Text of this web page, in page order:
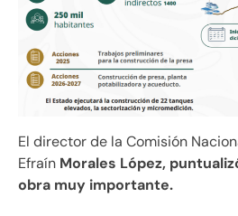
El director de la Comisión
Efraín Morales López,
obra muy importante.